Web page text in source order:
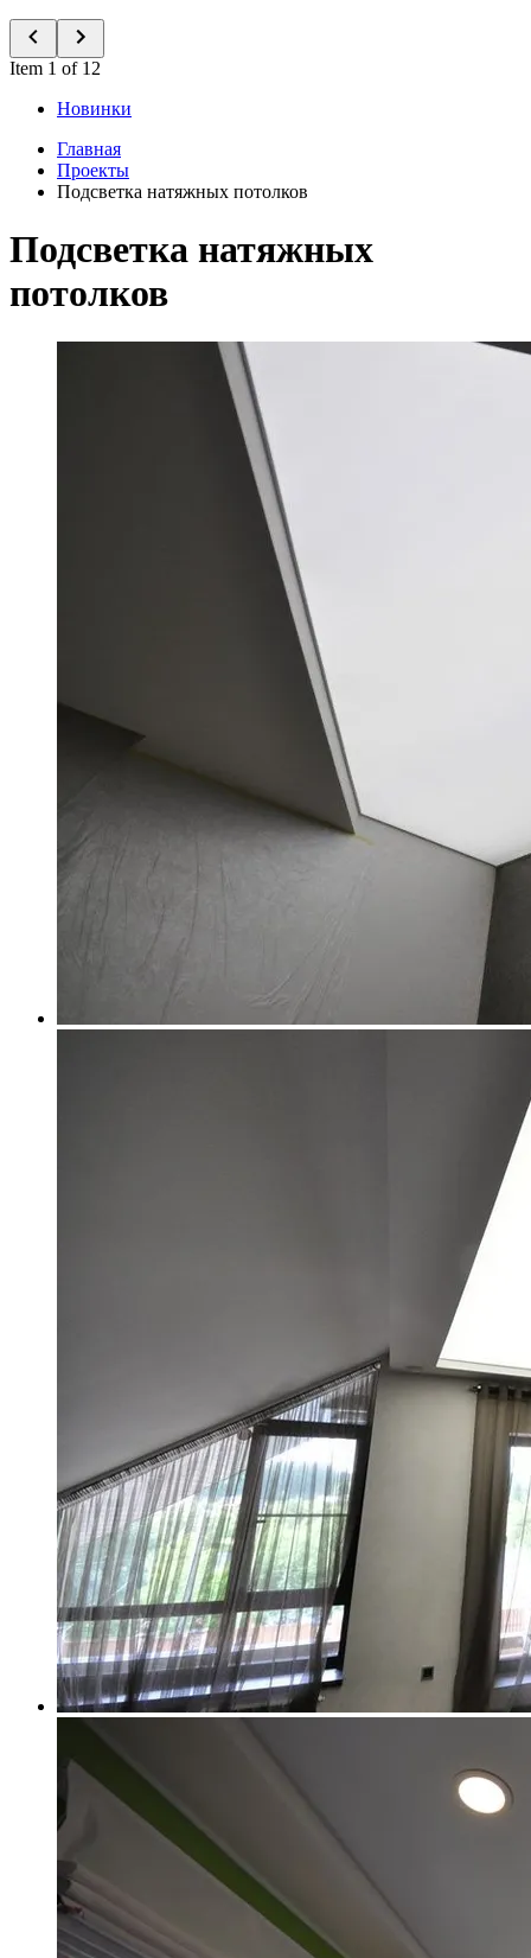
Item 1 of 12
Новинки
Главная
Проекты
Подсветка натяжных потолков
Подсветка натяжных
потолков